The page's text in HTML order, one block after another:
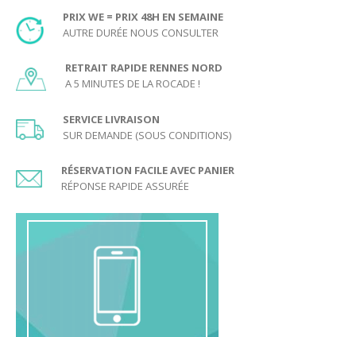
PRIX WE = PRIX 48H EN SEMAINE
AUTRE DURÉE NOUS CONSULTER
RETRAIT RAPIDE RENNES NORD
A 5 MINUTES DE LA ROCADE !
SERVICE LIVRAISON
SUR DEMANDE (SOUS CONDITIONS)
RÉSERVATION FACILE AVEC PANIER
RÉPONSE RAPIDE ASSURÉE